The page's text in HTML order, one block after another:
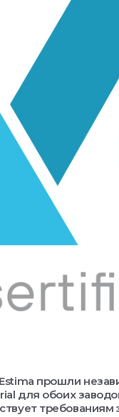
прошли
для обоих